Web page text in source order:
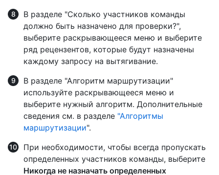
В разделе "Сколько участников команды
должно быть назначено для проверки?",
выберите раскрывающееся меню и выберите
ряд рецензентов, которые будут назначены
каждому запросу на вытягивание.
В разделе "Алгоритм маршрутизации"
используйте раскрывающееся меню и
выберите нужный алгоритм. Дополнительные
сведения см. в разделе "Алгоритмы
маршрутизации".
При необходимости, чтобы всегда пропускать
определенных участников команды, выберите
Никогда не назначать определенных